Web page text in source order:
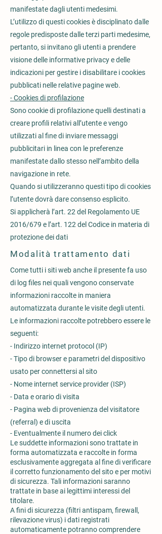
manifestate dagli utenti medesimi.
L’utilizzo di questi cookies è disciplinato dalle
regole predisposte dalle terzi parti medesime,
pertanto, si invitano gli utenti a prendere
visione delle informative privacy e delle
indicazioni per gestire i disabilitare i cookies
pubblicati nelle relative pagine web.
- Cookies di profilazione
Sono cookie di profilazione quelli destinati a
creare profili relativi all’utente e vengo
utilizzati al fine di inviare messaggi
pubblicitari in linea con le preferenze
manifestate dallo stesso nell’ambito della
navigazione in rete.
Quando si utilizzeranno questi tipo di cookies
l’utente dovrà dare consenso esplicito.
Si applicherà l’art. 22 del Regolamento UE
2016/679 e l’art. 122 del Codice in materia di
protezione dei dati
Modalità trattamento dati
Come tutti i siti web anche il presente fa uso
di log files nei quali vengono conservate
informazioni raccolte in maniera
automatizzata durante le visite degli utenti.
Le informazioni raccolte potrebbero essere le
seguenti:
- Indirizzo internet protocol (IP)
- Tipo di browser e parametri del dispositivo
usato per connettersi al sito
- Nome internet service provider (ISP)
- Data e orario di visita
- Pagina web di provenienza del visitatore
(referral) e di uscita
- Eventualmente il numero dei click
Le suddette informazioni sono trattate in
forma automatizzata e raccolte in forma
esclusivamente aggregata al fine di verificare
il corretto funzionamento del sito e per motivi
di sicurezza. Tali informazioni saranno
trattate in base ai legittimi interessi del
titolare.
A fini di sicurezza (filtri antispam, firewall,
rilevazione virus) i dati registrati
automaticamente potranno comprendere